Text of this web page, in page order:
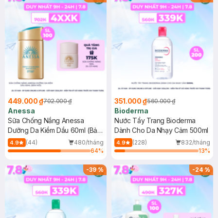
449.000 ₫702.000 ₫
Anessa
Sữa Chống Nắng Anessa
Dưỡng Da Kiềm Dầu 60ml (Bản
Mới)
4.9 (44)
480/tháng
64%
351.000 ₫560.000 ₫
Bioderma
Nước Tẩy Trang Bioderma
Dành Cho Da Nhạy Cảm 500ml
4.9 (228)
832/tháng
13%
-39% -24%